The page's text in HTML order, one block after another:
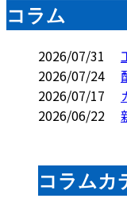
コラム
2026/07/31
2026/07/24
2026/07/17
2026/06/22
コラムカ